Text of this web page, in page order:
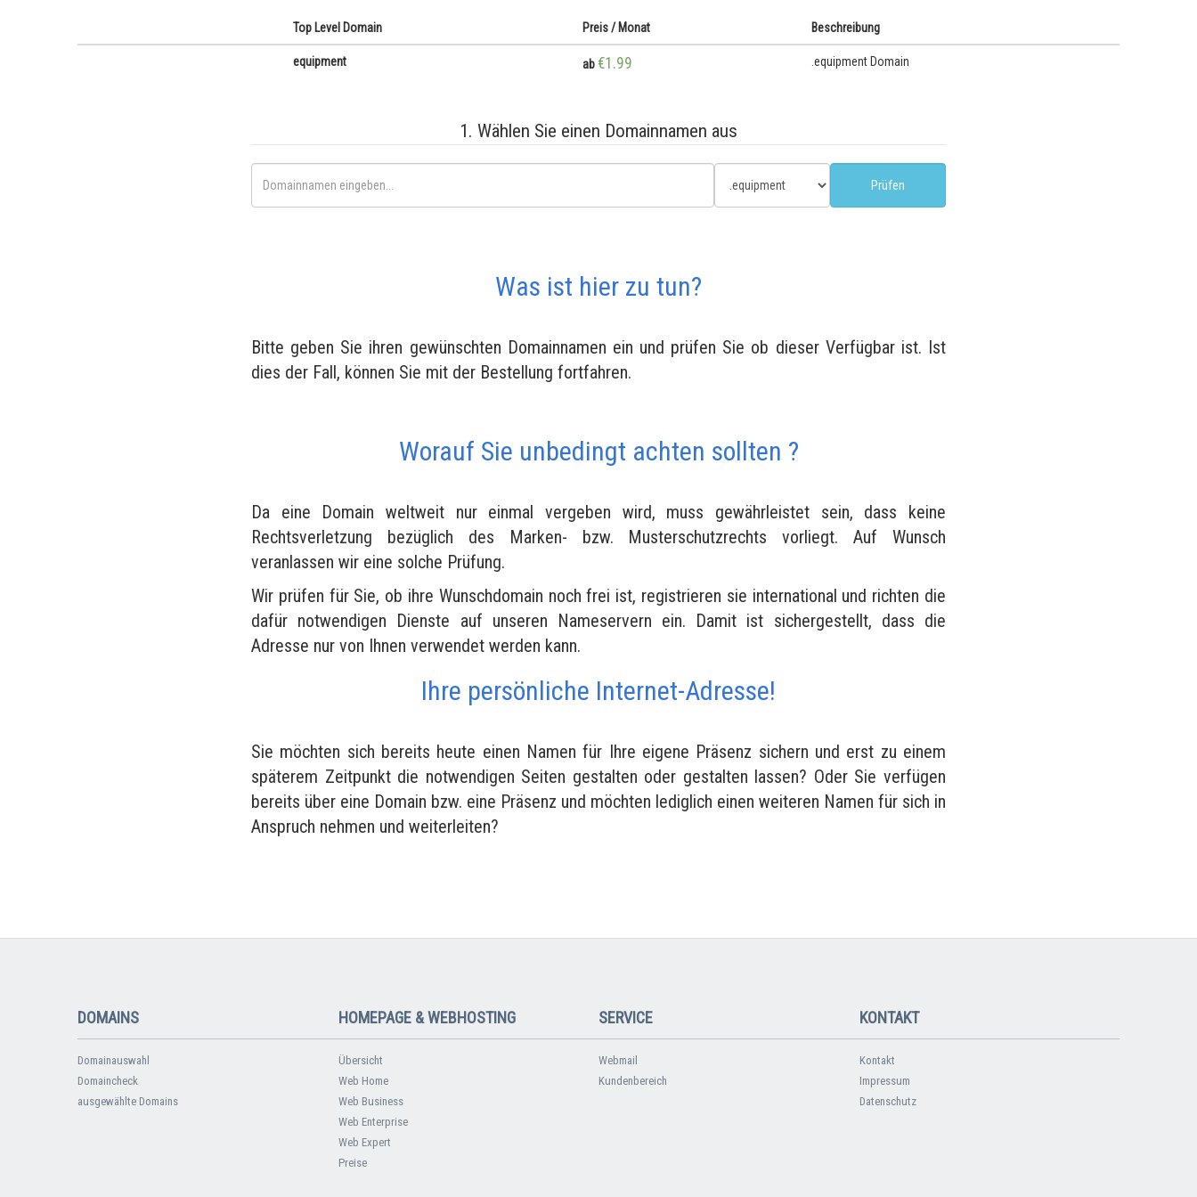
Top Level Domain Preis / Monat Beschreibung
equipment ab€1.99 .equipment Domain
1. Wählen Sie einen Domainnamen aus
Was ist hier zu tun?
Bitte geben Sie ihren gewünschten Domainnamen ein und prüfen Sie ob dieser Verfügbar ist. Ist
dies der Fall, können Sie mit der Bestellung fortfahren.
Worauf Sie unbedingt achten sollten ?
Da eine Domain weltweit nur einmal vergeben wird, muss gewährleistet sein, dass keine
Rechtsverletzung bezüglich des Marken- bzw. Musterschutzrechts vorliegt. Auf Wunsch
veranlassen wir eine solche Prüfung.
Wir prüfen für Sie, ob ihre Wunschdomain noch frei ist, registrieren sie international und richten die
dafür notwendigen Dienste auf unseren Nameservern ein. Damit ist sichergestellt, dass die
Adresse nur von Ihnen verwendet werden kann.
Ihre persönliche Internet-Adresse!
Sie möchten sich bereits heute einen Namen für Ihre eigene Präsenz sichern und erst zu einem
späterem Zeitpunkt die notwendigen Seiten gestalten oder gestalten lassen? Oder Sie verfügen
bereits über eine Domain bzw. eine Präsenz und möchten lediglich einen weiteren Namen für sich in
Anspruch nehmen und weiterleiten?
DOMAINS
Domainauswahl
Domaincheck
ausgewählte Domains
HOMEPAGE & WEBHOSTING
Übersicht
Web Home
Web Business
Web Enterprise
Web Expert
Preise
SERVICE
Webmail
Kundenbereich
KONTAKT
Kontakt
Impressum
Datenschutz